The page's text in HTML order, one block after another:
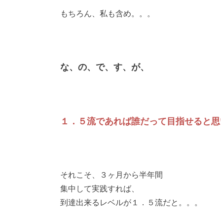
もちろん、私も含め。。。
な、の、で、す、が、
１．５流であれば誰だって目指せると
それこそ、３ヶ月から半年間
集中して実践すれば、
到達出来るレベルが１．５流だと。。。